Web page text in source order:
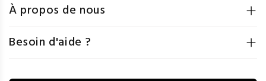
À propos de nous
Besoin d'aide ?